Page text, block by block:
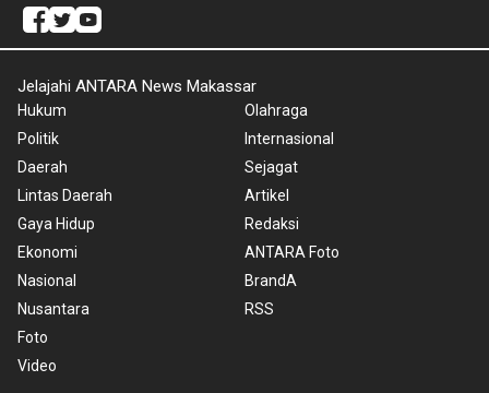
Jelajahi ANTARA News Makassar
Hukum
Politik
Daerah
Lintas Daerah
Gaya Hidup
Ekonomi
Nasional
Nusantara
Foto
Video
Olahraga
Internasional
Sejagat
Artikel
Redaksi
ANTARA Foto
BrandA
RSS